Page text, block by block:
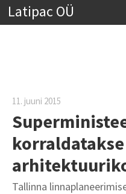
Latipac OÜ
11. juuni 2015
Tallinna